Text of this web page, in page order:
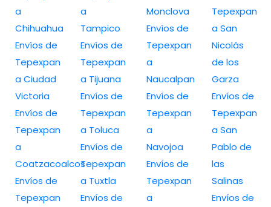
a
Chihuahua
Envíos de
Tepexpan
a Ciudad
Victoria
Envíos de
Tepexpan
a
Coatzacoalcos
Envíos de
Tepexpan
a
Tampico
Envíos de
Tepexpan
a Tijuana
Envíos de
Tepexpan
a Toluca
Envíos de
Tepexpan
a Tuxtla
Envíos de
Monclova
Envíos de
Tepexpan
a
Naucalpan
Envíos de
Tepexpan
a
Navojoa
Envíos de
Tepexpan
a
Tepexpan
a San
Nicolás
de los
Garza
Envíos de
Tepexpan
a San
Pablo de
las
Salinas
Envíos de